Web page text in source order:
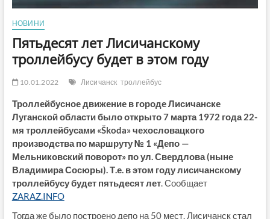
НОВИНИ
Пятьдесят лет Лисичанскому
троллейбусу будет в этом году
10.01.2022 Лисичанск троллейбус
Троллейбусное движение в городе Лисичанске
Луганской области было открыто 7 марта 1972 года 22-
мя троллейбусами «Škoda» чехословацкого
производства по маршруту № 1 «Депо —
Мельниковский поворот» по ул. Свердлова (ныне
Владимира Сосюры). Т.е. в этом году лисичанскому
троллейбусу будет пятьдесят лет. Сообщает
ZARAZ.INFO
Тогда же было построено депо на 50 мест. Лисичанск стал